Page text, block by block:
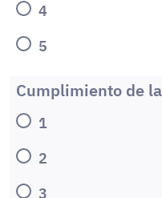
4
5
Cumplimiento de
1
2
3